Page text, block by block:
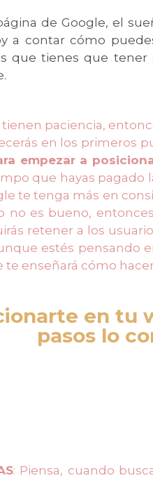
de Google, el
a contar cómo
que tienes que tener
tienen paciencia,
en los primeros
empezar a
que hayas pagado
te tenga más en
no es bueno,
retener a los
estés pensando
te enseñará cómo
en tu
pasos lo
: Piensa, cuando